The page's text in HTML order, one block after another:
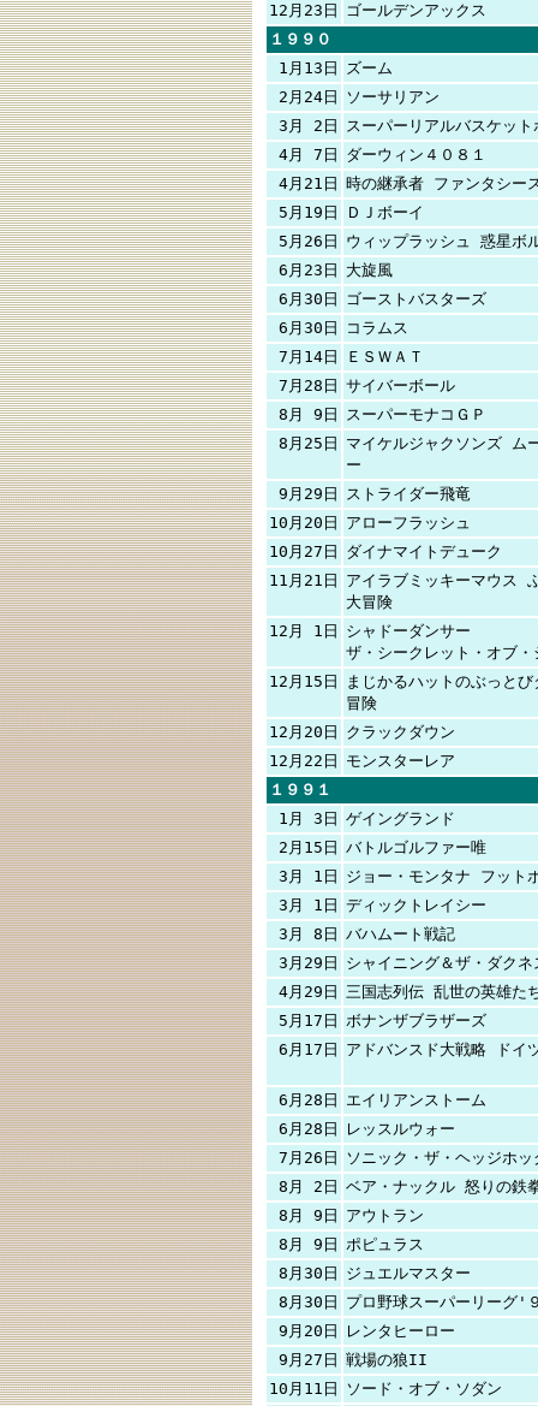
12月23日
ゴールデンアックス
１９９０
1月13日
ズーム
2月24日
ソーサリアン
3月 2日
スーパーリアルバスケット
4月 7日
ダーウィン４０８１
4月21日 時の継承者 ファンタシ
5月19日
ＤＪボーイ
5月26日
ウィップラッシュ 惑星ボ
6月23日
大旋風
6月30日
ゴーストバスターズ
6月30日
コラムス
7月14日
ＥＳＷＡＴ
7月28日 サイバーボール
8月 9日
スーパーモナコＧＰ
8月25日
マイケルジャクソンズ ム
ー
9月29日
ストライダー飛竜
10月20日
アローフラッシュ
10月27日
ダイナマイトデューク
11月21日
アイラブミッキーマウス
大冒険
12月 1日
シャドーダンサー
ザ・シークレット・オブ・
12月15日
まじかるハットのぶっと
冒険
12月20日
クラックダウン
12月22日
モンスターレア
１９９１
1月 3日 ゲイングランド
2月15日 バトルゴルファー唯
3月 1日
ジョー・モンタナ フット
3月 1日 ディックトレイシー
3月 8日 バハムート戦記
3月29日
シャイニング＆ザ・ダクネ
4月29日 三国志列伝 乱世の英雄た
5月17日 ボナンザブラザーズ
6月17日
アドバンスド大戦略 ドイ
6月28日
エイリアンストーム
6月28日
レッスルウォー
7月26日
ソニック・ザ・ヘッジホッ
8月 2日 ベア・ナックル 怒りの鉄
8月 9日
アウトラン
8月 9日 ポピュラス
8月30日
ジュエルマスター
8月30日
プロ野球スーパーリーグ'
9月20日
レンタヒーロー
9月27日 戦場の狼II
10月11日
ソード・オブ・ソダン